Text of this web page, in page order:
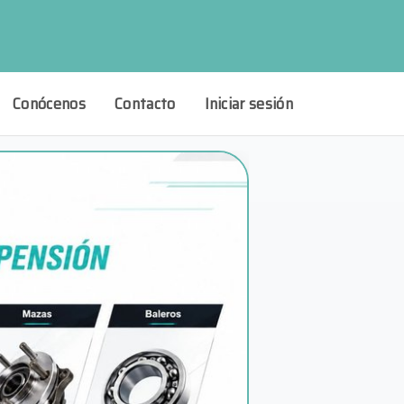
Conócenos Contacto Iniciar sesión